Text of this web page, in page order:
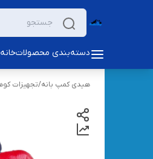
دسته‌بندی محصولاتخانه
هیدی کمپ بانه/تجهیزات